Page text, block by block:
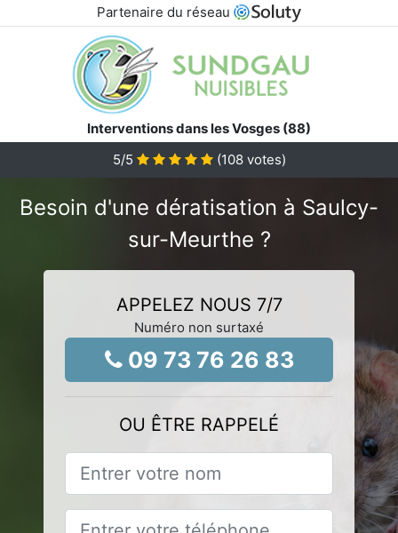
Partenaire du réseau
Interventions dans les Vosges (88)
5/5 (108votes)
Besoin d'une dératisation à Saulcy-
sur-Meurthe ?
APPELEZ NOUS 7/7
Numéro non surtaxé
09 73 76 26 83
OU ÊTRE RAPPELÉ